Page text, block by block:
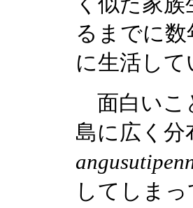
るまでに
に生活して
面白いこ
島に広く
してしま